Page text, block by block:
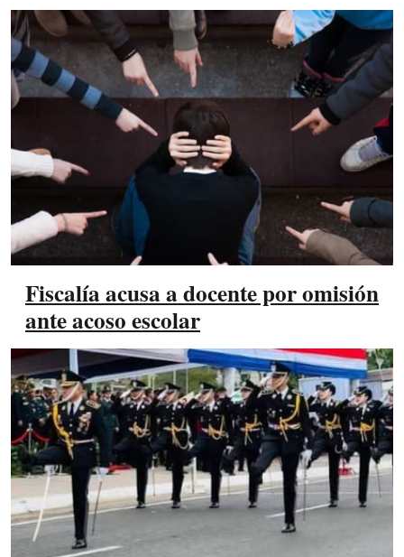
Fiscalía acusa a docente por omisión
ante acoso escolar